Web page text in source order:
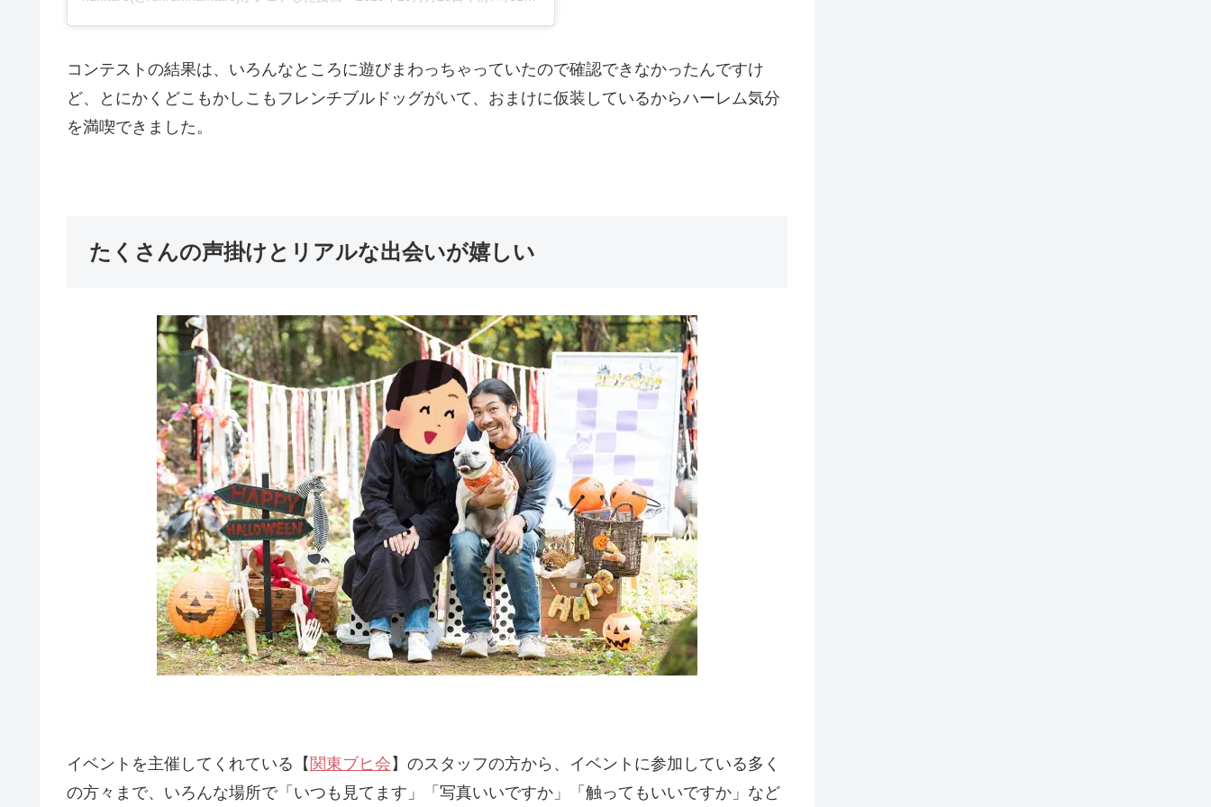
コンテストの結果は、いろんなところに遊びまわっちゃっていたので確認できなかったんですけ
ど、とにかくどこもかしこもフレンチブルドッグがいて、おまけに仮装しているからハーレム気分
を満喫できました。
たくさんの声掛けとリアルな出会いが嬉しい
イベントを主催してくれている【 関東ブヒ会 】のスタッフの方から、イベントに参加している多く
の方々まで、いろんな場所で「いつも見てます」「写真いいですか」「触ってもいいですか」など